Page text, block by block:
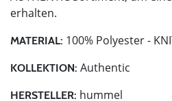
erhalten.
MATERIAL: 100% Polyester -
KOLLEKTION: Authentic
HERSTELLER: hummel